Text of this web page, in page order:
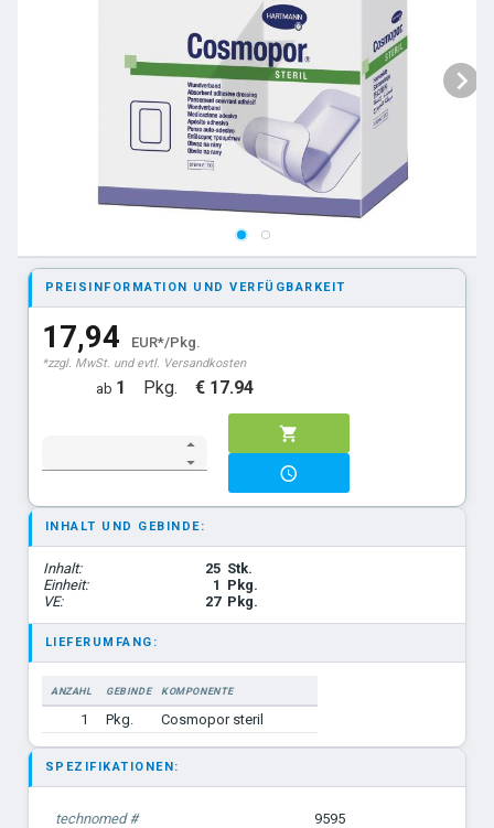
PREISINFORMATION UND VERFÜGBARKEIT
17,94 EUR*/Pkg.
*zzgl. MwSt. und evtl. Versandkosten
ab 1 Pkg. € 17.94
INHALT UND GEBINDE:
Inhalt: 25 Stk.
Einheit:
1 Pkg.
VE:
27 Pkg.
LIEFERUMFANG:
ANZAHL GEBINDE
KOMPONENTE
1
Pkg. Cosmopor steril
SPEZIFIKATIONEN:
technomed # 9595